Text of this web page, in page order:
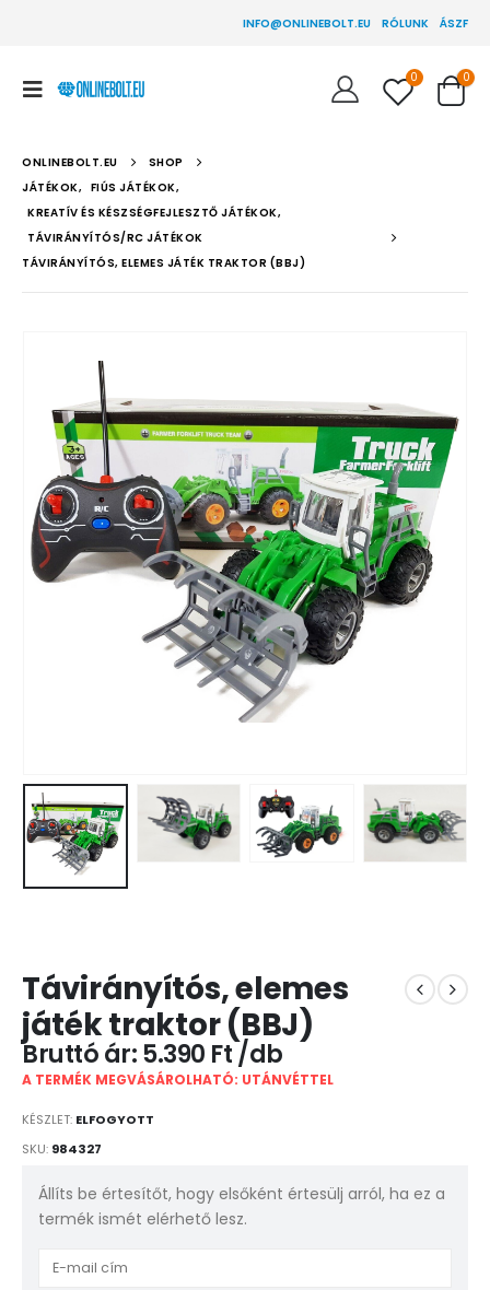
INFO@ONLINEBOLT.EU RÓLUNK ÁSZF
0 0
ONLINEBOLT.EU
SHOP
JÁTÉKOK, FIÚS JÁTÉKOK,
KREATÍV ÉS KÉSZSÉGFEJLESZTŐ JÁTÉKOK,
TÁVIRÁNYÍTÓS/RC JÁTÉKOK
TÁVIRÁNYÍTÓS, ELEMES JÁTÉK TRAKTOR (BBJ)
Távirányítós, elemes
játék traktor (BBJ)
5.390 Ft
A TERMÉK MEGVÁSÁROLHATÓ: UTÁNVÉTTEL
KÉSZLET: ELFOGYOTT
SKU: 984327
Állíts be értesítőt, hogy elsőként értesülj arról, ha ez a
termék ismét elérhető lesz.
Enter